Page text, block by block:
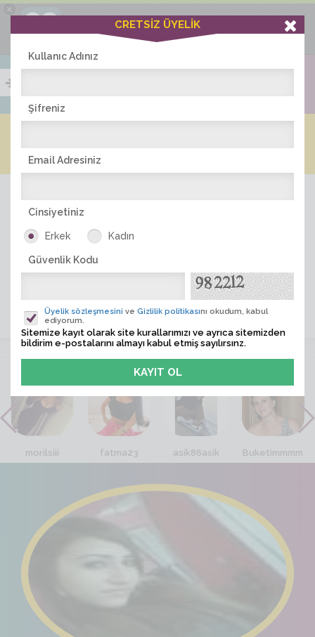
×
Ciddiask Uygulaması
+1 Hafta Gold Üyelik Kazan
Bedava - com.ciddi.ask
İNDİR
ÜYE ARA
VİTRİN
morilsiii fatma23 asik86asik Buketimmmm
CRETSİZ ÜYELİK
Kullanıc Adınız
Şifreniz
Email Adresiniz
Cinsiyetiniz
Erkek Kadın
Güvenlik Kodu
Üyelik sözleşmesini ve Gizlilik politikasını okudum, kabul
ediyorum.
Sitemize kayıt olarak site kurallarımızı ve ayrıca sitemizden
bildirim e-postalarını almayı kabul etmiş sayılırsınz.